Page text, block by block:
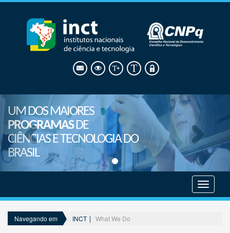
UM DOS MAIORES
PROGRAMASDE
CIÊNCIAS E TECNOLOGIA DO
BRASIL
menu
Navegando em INCT What We Do